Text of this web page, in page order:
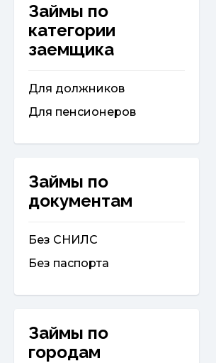
Займы по
категории
заемщика
Для должников
Для пенсионеров
Займы по
документам
Без СНИЛС
Без паспорта
Займы по
городам